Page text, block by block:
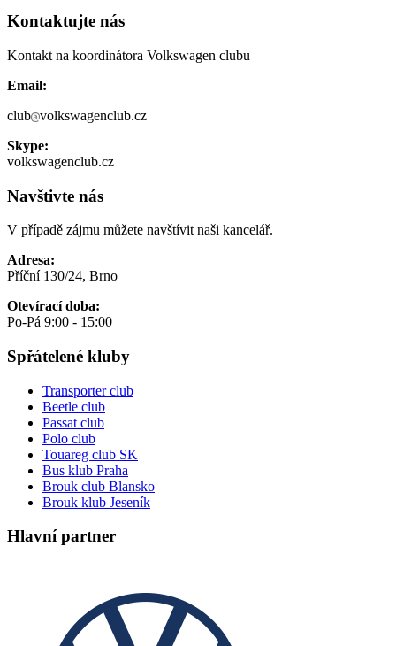
Kontaktujte nás
Kontakt na koordinátora Volkswagen clubu
Email:
club volkswagenclub.cz
Skype:
volkswagenclub.cz
Navštivte nás
V případě zájmu můžete navštívit naši kancelář.
Adresa:
Příční 130/24, Brno
Otevírací doba:
Po-Pá 9:00 - 15:00
Spřátelené kluby
Transporter club
Beetle club
Passat club
Polo club
Touareg club SK
Bus klub Praha
Brouk club Blansko
Brouk klub Jeseník
Hlavní partner